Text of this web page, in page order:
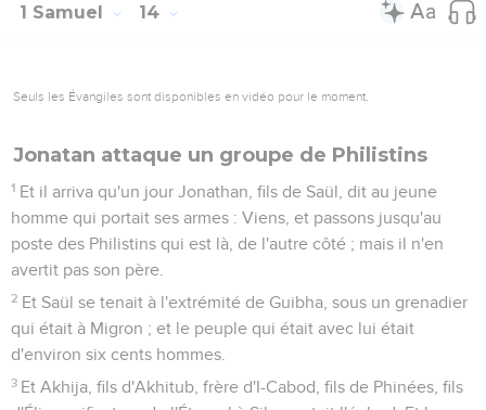
1 Samuel 14
Seuls les Évangiles sont disponibles en vidéo pour le moment.
Jonatan attaque un groupe de Philistins
1 Et il arriva qu'un jour Jonathan, fils de Saül, dit au jeune
homme qui portait ses armes : Viens, et passons jusqu'au
poste des Philistins qui est là, de l'autre côté ; mais il n'en
avertit pas son père.
2 Et Saül se tenait à l'extrémité de Guibha, sous un grenadier
qui était à Migron ; et le peuple qui était avec lui était
d'environ six cents hommes.
3 Et Akhija, fils d'Akhitub, frère d'I-Cabod, fils de Phinées, fils